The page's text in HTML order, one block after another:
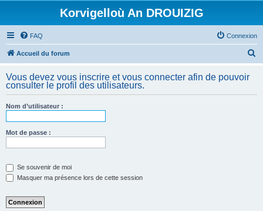
Korvigelloù An DROUIZIG
FAQ Connexion
Accueil du forum
h
Vous devez vous inscrire et vous connecter afin de pouvoir
consulter le profil des utilisateurs.
Nom d’utilisateur :
Mot de passe :
Se souvenir de moi
Masquer ma présence lors de cette session